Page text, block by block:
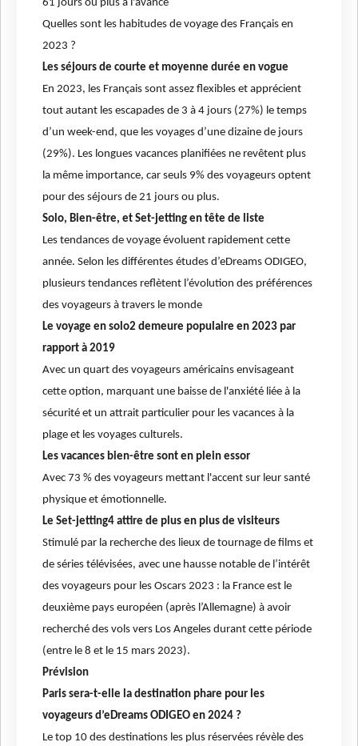
61 jours ou plus à l'avance
Quelles sont les habitudes de voyage des Français en
2023 ?
Les séjours de courte et moyenne durée en vogue
En 2023, les Français sont assez flexibles et apprécient
tout autant les escapades de 3 à 4 jours (27%) le temps
d’un week-end, que les voyages d’une dizaine de jours
(29%). Les longues vacances planifiées ne revêtent plus
la même importance, car seuls 9% des voyageurs optent
pour des séjours de 21 jours ou plus.
Solo, Bien-être, et Set-jetting en tête de liste
Les tendances de voyage évoluent rapidement cette
année. Selon les différentes études d’eDreams ODIGEO,
plusieurs tendances reflètent l’évolution des préférences
des voyageurs à travers le monde
Le voyage en solo2 demeure populaire en 2023 par
rapport à 2019
Avec un quart des voyageurs américains envisageant
cette option, marquant une baisse de l'anxiété liée à la
sécurité et un attrait particulier pour les vacances à la
plage et les voyages culturels.
Les vacances bien-être sont en plein essor
Avec 73 % des voyageurs mettant l'accent sur leur santé
physique et émotionnelle.
Le Set-jetting4 attire de plus en plus de visiteurs
Stimulé par la recherche des lieux de tournage de films et
de séries télévisées, avec une hausse notable de l’intérêt
des voyageurs pour les Oscars 2023 : la France est le
deuxième pays européen (après l’Allemagne) à avoir
recherché des vols vers Los Angeles durant cette période
(entre le 8 et le 15 mars 2023).
Prévision
Paris sera-t-elle la destination phare pour les
voyageurs d’eDreams ODIGEO en 2024 ?
Le top 10 des destinations les plus réservées révèle des